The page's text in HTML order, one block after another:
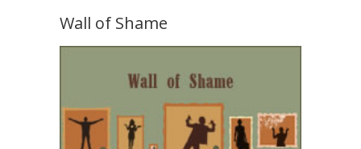
Wall of Shame